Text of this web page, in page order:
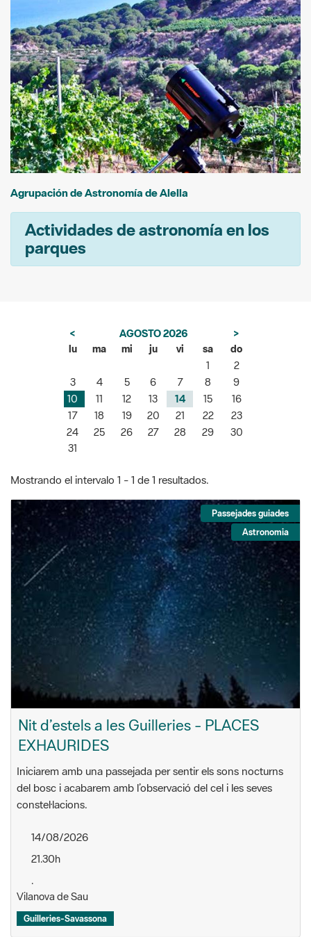
Agrupación de Astronomía de Alella
Actividades de astronomía en los
parques
< AGOSTO 2026
>
lu
ma mi ju vi sa
do
1
2
3
4 5 6 7 8
9
10
11 12 13 14 15
16
17
18 19 20 21 22
23
24
25 26 27 28 29
30
31
Mostrando el intervalo 1 - 1 de 1 resultados.
Passejades guiades
Astronomia
Nit d’estels a les Guilleries - PLACES
EXHAURIDES
Iniciarem amb una passejada per sentir els sons nocturns
del bosc i acabarem amb l’observació del cel i les seves
constel·lacions.
14/08/2026
21.30h
.
Vilanova de Sau
Guilleries-Savassona